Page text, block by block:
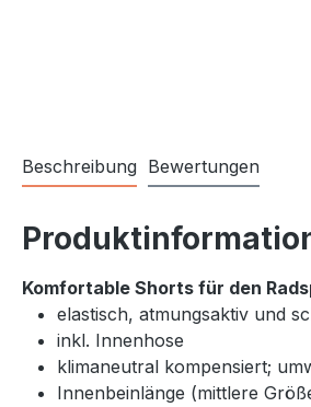
Beschreibung Bewertungen
Komfortable Shorts für den
elastisch, atmungsaktiv und
inkl. Innenhose
klimaneutral kompensiert;
Innenbeinlänge (mittlere